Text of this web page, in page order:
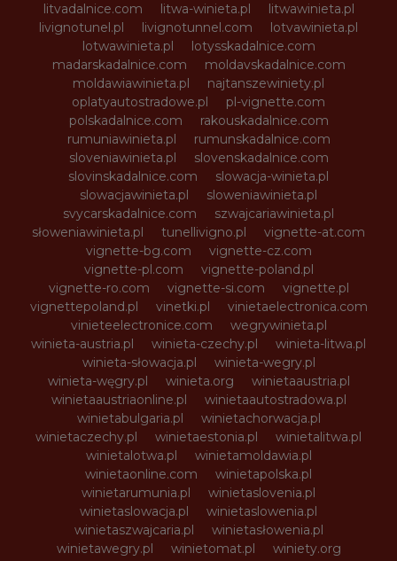
litvadalnice.com
litwa-winieta.pl
litwawinieta.pl
livignotunel.pl
livignotunnel.com
lotvawinieta.pl
lotwawinieta.pl
lotysskadalnice.com
madarskadalnice.com
moldavskadalnice.com
moldawiawinieta.pl
najtanszewiniety.pl
oplatyautostradowe.pl
pl-vignette.com
polskadalnice.com
rakouskadalnice.com
rumuniawinieta.pl
rumunskadalnice.com
sloveniawinieta.pl
slovenskadalnice.com
slovinskadalnice.com
slowacja-winieta.pl
slowacjawinieta.pl
sloweniawinieta.pl
svycarskadalnice.com
szwajcariawinieta.pl
słoweniawinieta.pl
tunellivigno.pl
vignette-at.com
vignette-bg.com
vignette-cz.com
vignette-pl.com
vignette-poland.pl
vignette-ro.com
vignette-si.com
vignette.pl
vignettepoland.pl
vinetki.pl
vinietaelectronica.com
vinieteelectronice.com
wegrywinieta.pl
winieta-austria.pl
winieta-czechy.pl
winieta-litwa.pl
winieta-słowacja.pl
winieta-wegry.pl
winieta-węgry.pl
winieta.org
winietaaustria.pl
winietaaustriaonline.pl
winietaautostradowa.pl
winietabulgaria.pl
winietachorwacja.pl
winietaczechy.pl
winietaestonia.pl
winietalitwa.pl
winietalotwa.pl
winietamoldawia.pl
winietaonline.com
winietapolska.pl
winietarumunia.pl
winietaslovenia.pl
winietaslowacja.pl
winietaslowenia.pl
winietaszwajcaria.pl
winietasłowenia.pl
winietawegry.pl
winietomat.pl
winiety.org